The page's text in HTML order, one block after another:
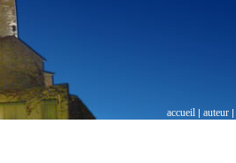
accueil | auteur |